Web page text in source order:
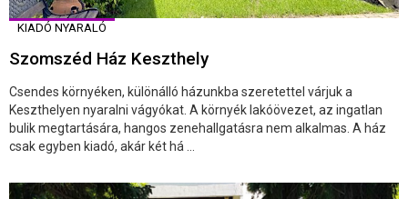
KIADÓ NYARALÓ
Szomszéd Ház Keszthely
Csendes környéken, különálló házunkba szeretettel várjuk a
Keszthelyen nyaralni vágyókat. A környék lakóövezet, az ingatlan
bulik megtartására, hangos zenehallgatásra nem alkalmas. A ház
csak egyben kiadó, akár két há ...